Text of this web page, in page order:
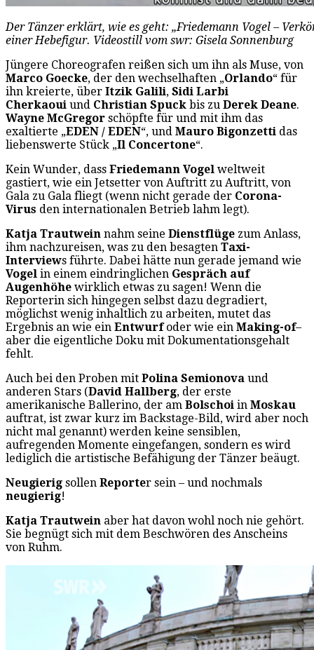
Der Tänzer erklärt, wie es geht: „Friedemann Vogel –
einer Hebefigur. Videostill vom swr: Gisela Sonnenburg
Jüngere Choreografen reißen sich um ihn als Muse, von
Marco Goecke, der den wechselhaften „Orlando“ für
ihn kreierte, über Itzik Galili, Sidi Larbi
Cherkaoui und Christian Spuck bis zu Derek Deane.
Wayne McGregor schöpfte für und mit ihm das
exaltierte „EDEN / EDEN“, und Mauro Bigonzetti das
liebenswerte Stück „Il Concertone“.
Kein Wunder, dass Friedemann Vogel weltweit
gastiert, wie ein Jetsetter von Auftritt zu Auftritt, von
Gala zu Gala fliegt (wenn nicht gerade der Corona-
Virus den internationalen Betrieb lahm legt).
Katja Trautwein nahm seine Dienstflüge zum Anlass,
ihm nachzureisen, was zu den besagten Taxi-
Interviews führte. Dabei hätte nun gerade jemand wie
Vogel in einem eindringlichen Gespräch auf
Augenhöhe wirklich etwas zu sagen! Wenn die
Reporterin sich hingegen selbst dazu degradiert,
möglichst wenig inhaltlich zu arbeiten, mutet das
Ergebnis an wie ein Entwurfoder wie ein Making-of–
aber die eigentliche Doku mit Dokumentationsgehalt
fehlt.
Auch bei den Proben mit Polina Semionova und
anderen Stars (David Hallberg, der erste
amerikanische Ballerino, der am Bolschoi in Moskau
auftrat, ist zwar kurz im Backstage-Bild, wird aber noch
nicht mal genannt) werden keine sensiblen,
aufregenden Momente eingefangen, sondern es wird
lediglich die artistische Befähigung der Tänzer beäugt.
Neugierig sollen Reporter sein – und nochmals
neugierig!
Katja Trautwein aber hat davon wohl noch nie gehört.
Sie begnügt sich mit dem Beschwören des Anscheins
von Ruhm.